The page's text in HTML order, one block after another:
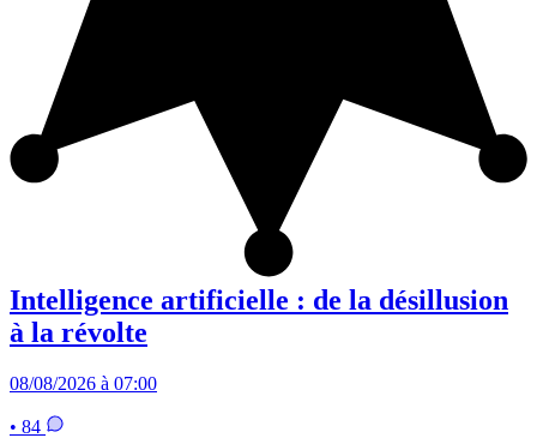
Intelligence artificielle : de la désillusion
à la révolte
08/08/2026 à 07:00
• 84